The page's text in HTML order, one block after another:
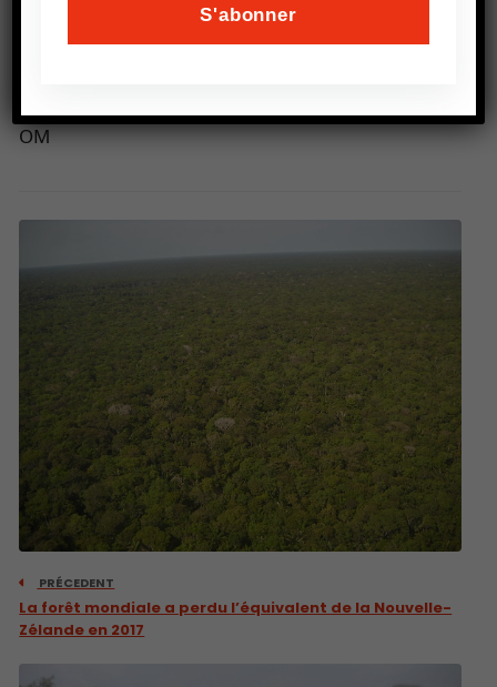
OM
PRÉCEDENT
La forêt mondiale a perdu l’équivalent de la Nouvelle-
Zélande en 2017